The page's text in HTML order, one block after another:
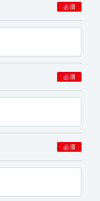
必須
必須
必須